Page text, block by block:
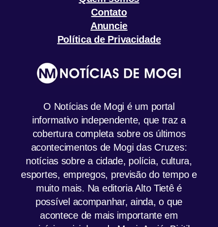
Contato
Anuncie
Política de Privacidade
O Notícias de Mogi é um portal
informativo independente, que traz a
cobertura completa sobre os últimos
acontecimentos de Mogi das Cruzes:
notícias sobre a cidade, polícia, cultura,
esportes, empregos, previsão do tempo e
muito mais. Na editoria Alto Tietê é
possível acompanhar, ainda, o que
acontece de mais importante em